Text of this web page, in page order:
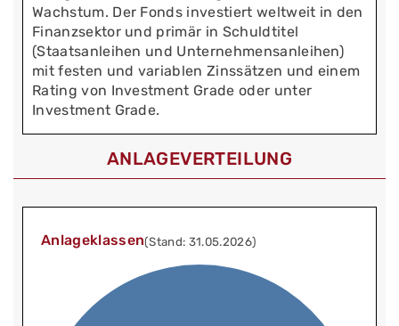
Wachstum. Der Fonds investiert weltweit in den
Finanzsektor und primär in Schuldtitel
(Staatsanleihen und Unternehmensanleihen)
mit festen und variablen Zinssätzen und einem
Rating von Investment Grade oder unter
Investment Grade.
ANLAGEVERTEILUNG
Anlageklassen(Stand: 31.05.2026)